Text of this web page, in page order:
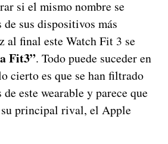
si el mismo nombre se
sus dispositivos más
al final este Watch Fit 3 se
Fit3”. Todo puede suceder en
cierto es que se han filtrado
este wearable y parece que
principal rival, el Apple